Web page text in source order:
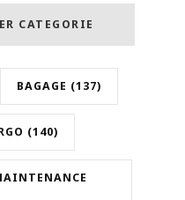
CATEGORIE
BAGAGE (137)
(140)